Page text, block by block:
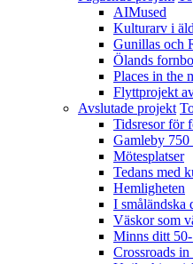
AIMused
Kulturarv i
Gunillas och
Ölands
Places in the
Flyttprojekt
Avslutade projekt
Tidsresor för
Gamleby 750
Mötesplatser
Tedans med
Hemligheten
I småländska
Väskor som
Minns ditt
Crossroads